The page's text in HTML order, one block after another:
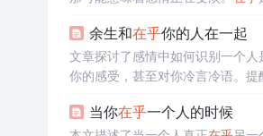
余生和在乎你的人在一起
文章探讨了感情中如何识别一个人
你的感受，甚至对你冷言冷语。
当你在乎一个人的时候